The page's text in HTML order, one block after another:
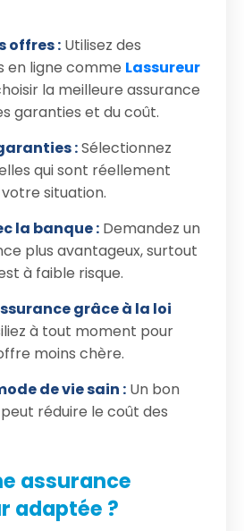
offres : Utilisez des
ligne comme Lassureur
la meilleure assurance
garanties et du coût.
:Sélectionnez
qui sont réellement
situation.
la banque : Demandez un
plus avantageux, surtout
à faible risque.
grâce à la loi
à tout moment pour
moins chère.
de vie sain : Un bon
réduire le coût des
assurance
adaptée ?